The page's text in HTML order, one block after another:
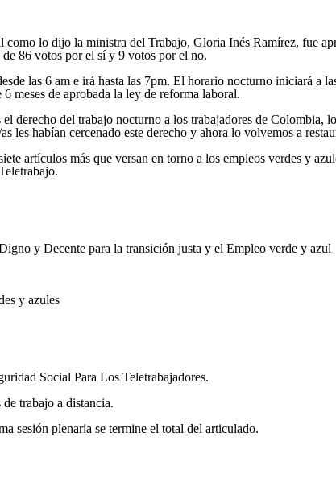
lo dijo la ministra del Trabajo, Gloria Inés Ramírez, fue
86 votos por el sí y 9 votos por el no.
las 6 am e irá hasta las 7pm. El horario nocturno iniciará a
meses de aprobada la ley de reforma laboral.
derecho del trabajo nocturno a los trabajadores de
les habían cercenado este derecho y ahora lo volvemos a
artículos más que versan en torno a los empleos verdes y
y Decente para la transición justa y el Empleo verde y azul
y azules
Social Para Los Teletrabajadores.
trabajo a distancia.
sesión plenaria se termine el total del articulado.